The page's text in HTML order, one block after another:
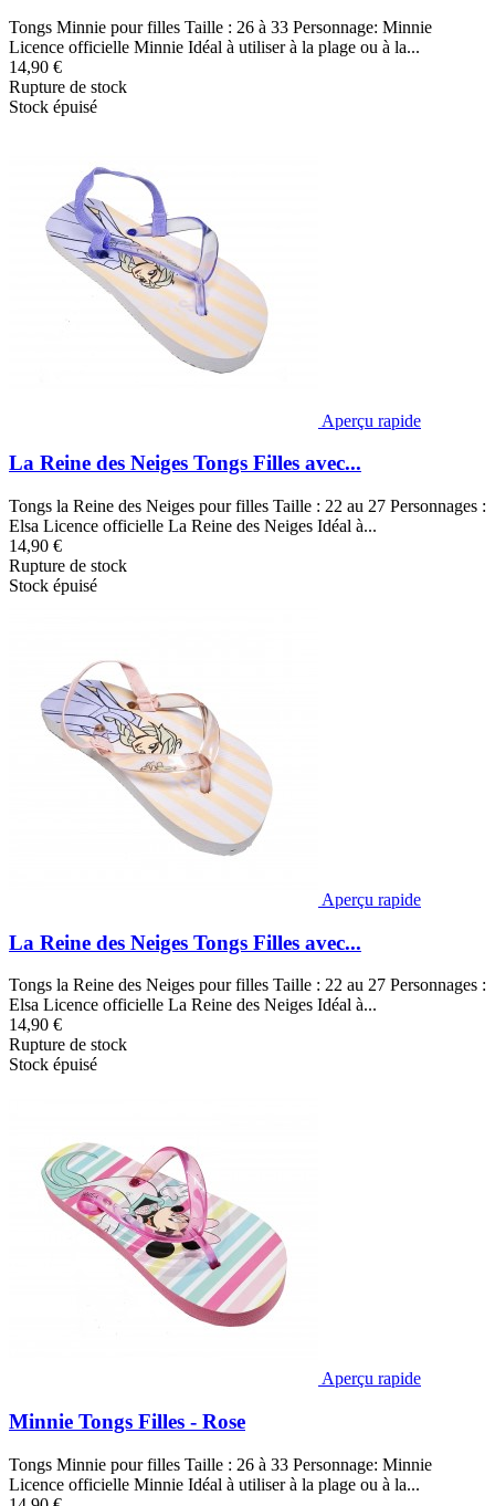
Tongs Minnie pour filles Taille : 26 à 33 Personnage: Minnie
Licence officielle Minnie Idéal à utiliser à la plage ou à la...
14,90 €
Rupture de stock
Stock épuisé
Aperçu rapide
La Reine des Neiges Tongs Filles avec...
Tongs la Reine des Neiges pour filles Taille : 22 au 27 Personnages :
Elsa Licence officielle La Reine des Neiges Idéal à...
14,90 €
Rupture de stock
Stock épuisé
Aperçu rapide
La Reine des Neiges Tongs Filles avec...
Tongs la Reine des Neiges pour filles Taille : 22 au 27 Personnages :
Elsa Licence officielle La Reine des Neiges Idéal à...
14,90 €
Rupture de stock
Stock épuisé
Aperçu rapide
Minnie Tongs Filles - Rose
Tongs Minnie pour filles Taille : 26 à 33 Personnage: Minnie
Licence officielle Minnie Idéal à utiliser à la plage ou à la...